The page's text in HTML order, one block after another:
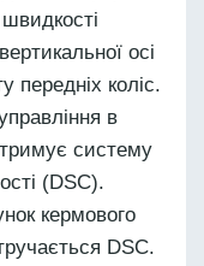
осі
передніх коліс.
в
систему
(DSC).
кермового
DSC.